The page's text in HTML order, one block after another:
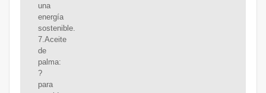
una
energía
sostenible.
7.Aceite
de
palma:
?
para